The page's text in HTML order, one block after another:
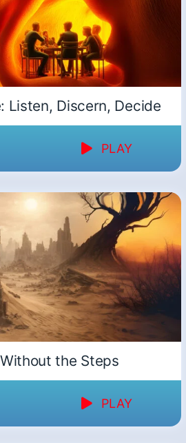
Listen, Discern, Decide
PLAY
the Steps
PLAY